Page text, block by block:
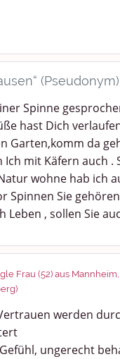
(Pseudonym)
Spinne
hast Dich
Garten,komm da
Ich mit Käfern auch .
wohne hab ich
Spinnen Sie
Leben , sollen Sie
Frau (52) aus Mannheim,
werden
ungerecht